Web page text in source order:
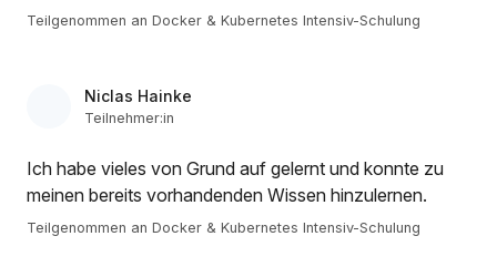
Teilgenommen an Docker & Kubernetes Intensiv-Schulung
Niclas Hainke
Teilnehmer:in
Ich habe vieles von Grund auf gelernt und konnte zu
meinen bereits vorhandenden Wissen hinzulernen.
Teilgenommen an Docker & Kubernetes Intensiv-Schulung